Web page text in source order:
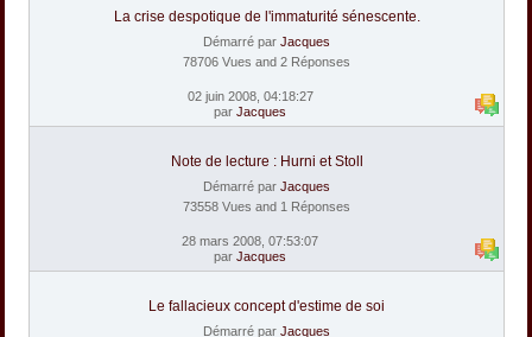
La crise despotique de l'immaturité sénescente.
Démarré par Jacques
78706 Vues and 2 Réponses
02 juin 2008, 04:18:27
par Jacques
Note de lecture : Hurni et Stoll
Démarré par Jacques
73558 Vues and 1 Réponses
28 mars 2008, 07:53:07
par Jacques
Le fallacieux concept d'estime de soi
Démarré par Jacques